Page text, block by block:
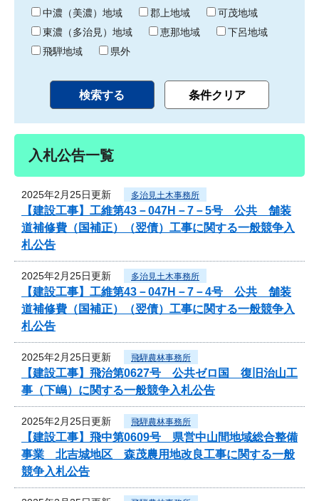
中濃（美濃）地域
郡上地域
可茂地域
東濃（多治見）地域
恵那地域
下呂地域
飛騨地域
県外
入札公告一覧
2025年2月25日更新 多治見土木事務所
【建設工事】工維第43－047H－7－5号 公共 舗装
道補修費（国補正）（翌債）工事に関する一般競争入
札公告
2025年2月25日更新 多治見土木事務所
【建設工事】工維第43－047H－7－4号 公共 舗装
道補修費（国補正）（翌債）工事に関する一般競争入
札公告
2025年2月25日更新 飛騨農林事務所
【建設工事】飛治第0627号 公共ゼロ国 復旧治山工
事（下嶋）に関する一般競争入札公告
2025年2月25日更新 飛騨農林事務所
【建設工事】飛中第0609号 県営中山間地域総合整備
事業 北吉城地区 森茂農用地改良工事に関する一般
競争入札公告